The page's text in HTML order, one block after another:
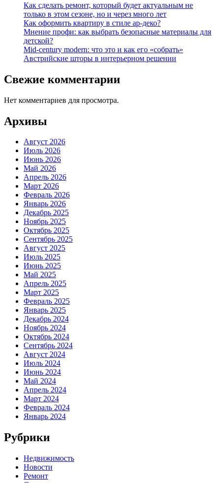
Как сделать ремонт, который будет актуальным не
только в этом сезоне, но и через много лет
Как оформить квартиру в стиле ар-деко?
Мнение профи: как выбрать безопасные материалы для
детской?
Mid-century modern: что это и как его «собрать»
Австрийские шторы в интерьерном решении
Свежие комментарии
Нет комментариев для просмотра.
Архивы
Август 2026
Июль 2026
Июнь 2026
Май 2026
Апрель 2026
Март 2026
Февраль 2026
Январь 2026
Декабрь 2025
Ноябрь 2025
Октябрь 2025
Сентябрь 2025
Август 2025
Июль 2025
Июнь 2025
Май 2025
Апрель 2025
Март 2025
Февраль 2025
Январь 2025
Декабрь 2024
Ноябрь 2024
Октябрь 2024
Сентябрь 2024
Август 2024
Июль 2024
Июнь 2024
Май 2024
Апрель 2024
Март 2024
Февраль 2024
Январь 2024
Рубрики
Недвижимость
Новости
Ремонт